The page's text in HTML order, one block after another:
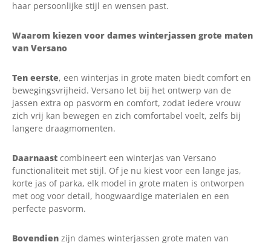
haar persoonlijke stijl en wensen past.
Waarom kiezen voor dames winterjassen grote maten
van Versano
Ten eerste, een winterjas in grote maten biedt comfort en
bewegingsvrijheid. Versano let bij het ontwerp van de
jassen extra op pasvorm en comfort, zodat iedere vrouw
zich vrij kan bewegen en zich comfortabel voelt, zelfs bij
langere draagmomenten.
Daarnaast combineert een winterjas van Versano
functionaliteit met stijl. Of je nu kiest voor een lange jas,
korte jas of parka, elk model in grote maten is ontworpen
met oog voor detail, hoogwaardige materialen en een
perfecte pasvorm.
Bovendien zijn dames winterjassen grote maten van